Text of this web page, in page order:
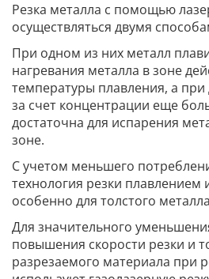
Резка металла с помощью
осуществляться двумя
При одном из них металл
нагревания металла в зоне
температуры плавления, а
за счет концентрации еще
достаточна для испарения
зоне.
С учетом меньшего
технология резки плавлением
особенно для толстого
Для значительного
повышения скорости резки и
разрезаемого материала при